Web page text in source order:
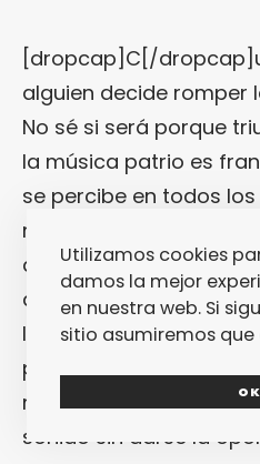
[dropcap]C[/
alguien decide romper
No sé si será porque
la música patrio es
se percibe en todos
nervioso mimetismo
que ya han obtenido
así estamos, con un
low-fi, con una
post-punk con actitud
muchas bandas
sonido sin darse la
Utilizamos cookies
damos la mejor
en nuestra web. Si
sitio asumiremos
OK